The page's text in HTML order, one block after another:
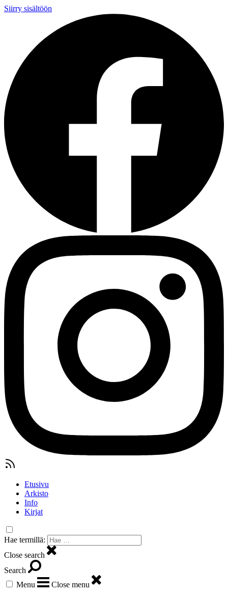
Siirry sisältöön
Etusivu
Arkisto
Info
Kirjat
Hae termillä:
Close search
Search
Menu
Close menu